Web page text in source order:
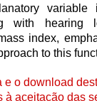
with hearing
index,
to this
o download
à aceitação das